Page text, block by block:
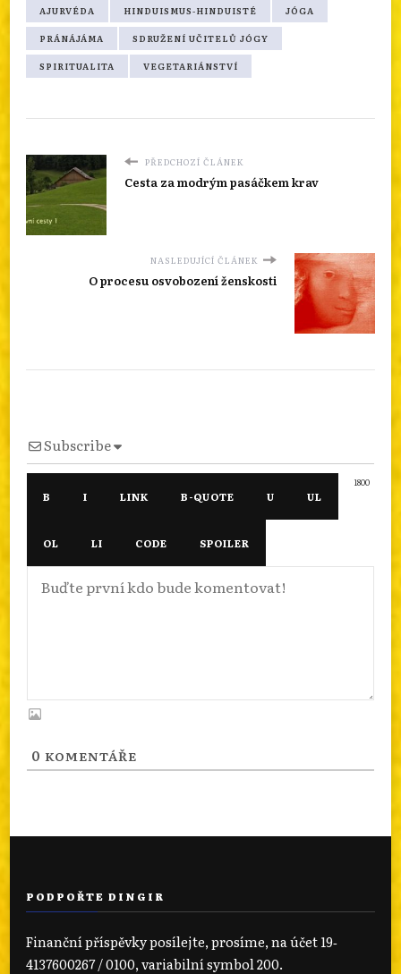
AJURVÉDA HINDUISMUS-HINDUISTÉ JÓGA
PRÁNÁJÁMA SDRUŽENÍ UČITELŮ JÓGY
SPIRITUALITA VEGETARIÁNSTVÍ
PŘEDCHOZÍ ČLÁNEK
Cesta za modrým pasáčkem krav
NASLEDUJÍCÍ ČLÁNEK
O procesu osvobození ženskosti
Subscribe
1800
0 KOMENTÁŘE
PODPOŘTE DINGIR
Finanční příspěvky posílejte, prosíme, na účet 19‐
4137600267 / 0100, variabilní symbol 200.